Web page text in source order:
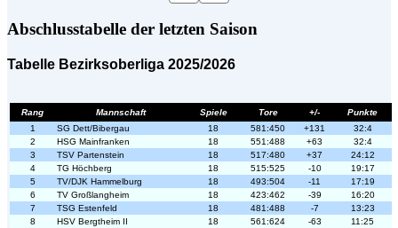
Abschlusstabelle der letzten Saison
Tabelle Bezirksoberliga 2025/2026
Rang Mannschaft Spiele Tore +/-
Punkte
1
SG Dett/Bibergau 18 581:450 +131
32:4
2
HSG Mainfranken 18 551:488 +63
32:4
3
TSV Partenstein 18 517:480 +37
24:12
4
TG Höchberg 18 515:525 -10
19:17
5
TV/DJK Hammelburg 18 493:504 -11
17:19
6
TV Großlangheim 18 423:462 -39
16:20
7
TSG Estenfeld 18 481:488 -7
13:23
8
HSV Bergtheim II 18 561:624 -63
11:25